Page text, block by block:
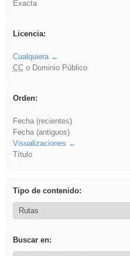
Exacta
Licencia:
Cualquiera
CCo Dominio Público
Orden:
Fecha (recientes)
Fecha (antiguos)
Visualizaciones
Título
Tipo de contenido:
Buscar en: